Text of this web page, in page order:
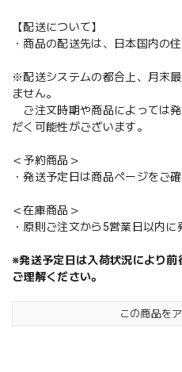
【配送について】
・商品の配送先は、日本国内の
※配送システムの都合上、月末
ません。
ご注文時期や商品によっては
だく可能性がございます。
＜予約商品＞
・発送予定日は商品ページをご
＜在庫商品＞
・原則ご注文から5営業日以内に
※発送予定日は入荷状況により
ご理解ください。
この商品を